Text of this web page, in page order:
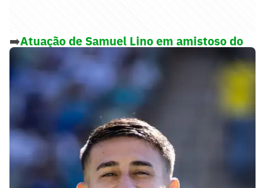
➡️Atuação de Samuel Lino em amistoso do
Flamengo repercute: 'Não está mais'